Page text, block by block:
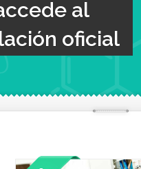
al
oficial